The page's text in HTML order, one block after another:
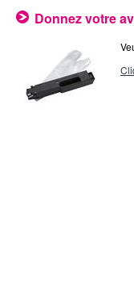
Donnez votre